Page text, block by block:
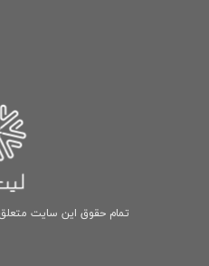
تمام حقوق این سایت متعلق